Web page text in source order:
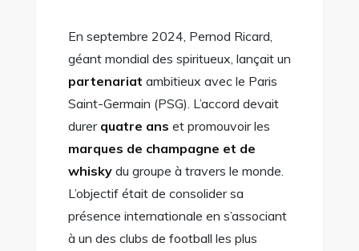
En septembre 2024, Pernod Ricard,
géant mondial des spiritueux, lançait un
partenariat ambitieux avec le Paris
Saint-Germain (PSG). L’accord devait
durer quatre ans et promouvoir les
marques de champagne et de
whisky du groupe à travers le monde.
L’objectif était de consolider sa
présence internationale en s’associant
à un des clubs de football les plus